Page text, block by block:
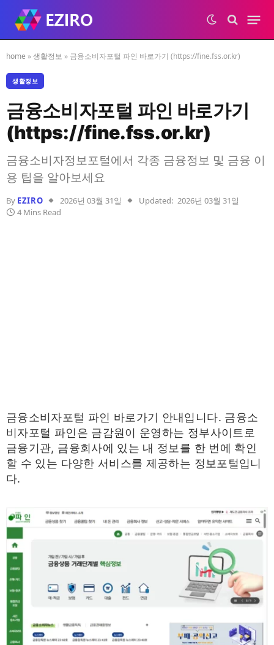
home »생활정보 » 금융소비자포털 파인 바로가기 (https://fine.fss.or.kr)
생활정보
금융소비자포털 파인 바로가기
(https://fine.fss.or.kr)
금융소비자정보포털에서 각종 금융정보 및 금융 이
용 팁을 알아보세요
By EZIRO 2026년 03월 31일 Updated: 2026년 03월 31일
4 Mins Read
금융소비자포털 파인 바로가기 안내입니다. 금융소
비자포털 파인은 금감원이 운영하는 정부사이트로
금융기관, 금융회사에 있는 내 정보를 한 번에 확인
할 수 있는 다양한 서비스를 제공하는 정보포털입니
다.